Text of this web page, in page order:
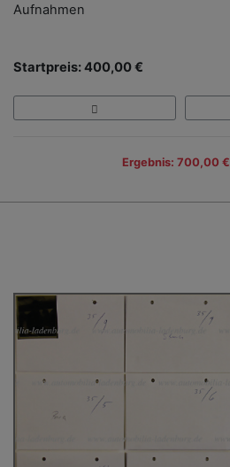
Aufnahmen
Startpreis: 400,00 €
Ergebnis: 700,00 €